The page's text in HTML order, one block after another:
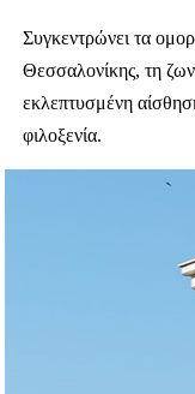
Συγκεντρώνει τα
Θεσσαλονίκης, τη
εκλεπτυσμένη
φιλοξενία.